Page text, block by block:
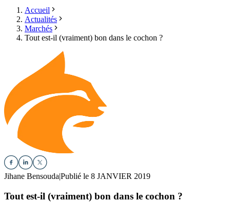
Accueil
Actualités
Marchés
Tout est-il (vraiment) bon dans le cochon ?
Jihane Bensouda|Publié le 8 JANVIER 2019
Tout est-il (vraiment) bon dans le cochon ?